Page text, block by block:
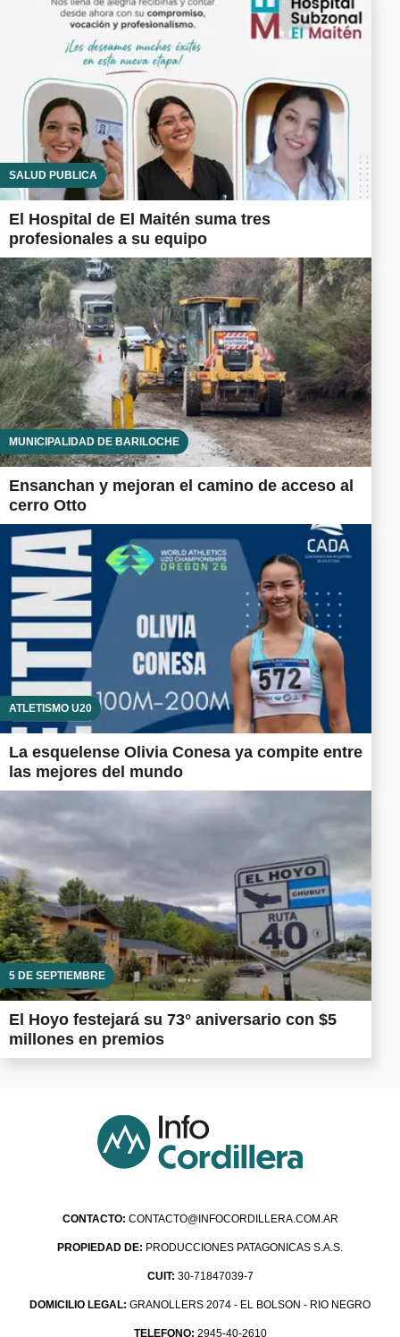
SALUD PÚBLICA
El Hospital de El Maitén suma tres
profesionales a su equipo
MUNICIPALIDAD DE BARILOCHE
Ensanchan y mejoran el camino de acceso al
cerro Otto
ATLETISMO U20
La esquelense Olivia Conesa ya compite entre
las mejores del mundo
5 DE SEPTIEMBRE
El Hoyo festejará su 73° aniversario con $5
millones en premios
CONTACTO: CONTACTO@INFOCORDILLERA.COM.AR
PROPIEDAD DE: PRODUCCIONES PATAGONICAS S.A.S.
CUIT: 30-71847039-7
DOMICILIO LEGAL: GRANOLLERS 2074 - EL BOLSON - RIO NEGRO
TELEFONO: 2945-40-2610